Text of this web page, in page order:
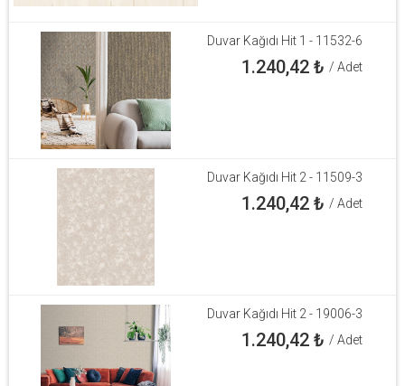
Duvar Kağıdı Hit 1 - 11532-6
1.240,42₺ / Adet
Duvar Kağıdı Hit 2 - 11509-3
1.240,42₺ / Adet
Duvar Kağıdı Hit 2 - 19006-3
1.240,42₺ / Adet